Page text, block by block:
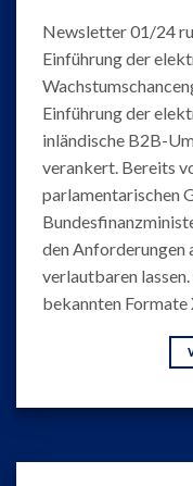
Newsletter 01/24
Einführung der
Einführung der
inländische B2B-
verankert. Bereits
parlamentarischen
den Anforderungen
verlautbaren
bekannten